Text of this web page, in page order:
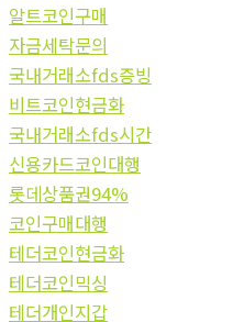
알트코인구매
자금세탁문의
국내거래소fds증빙
비트코인현금화
국내거래소fds시간
신용카드코인대행
롯데상품권94%
코인구매대행
테더코인현금화
테더코인믹싱
테더개인지갑